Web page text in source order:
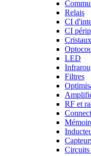
Relais
CI
CI
Cristaux
LED
Filtres
RF et
Circuits